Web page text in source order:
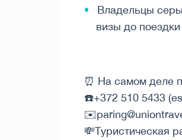
Владельцы
визы до
⏰ На самом деле
☎️+372 510 5433
💸Туристическая